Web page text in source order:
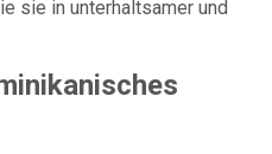
sie in unterhaltsamer und